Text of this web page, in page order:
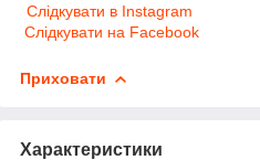
Слідкувати в Instagram
Слідкувати на Facebook
Приховати
Характеристики